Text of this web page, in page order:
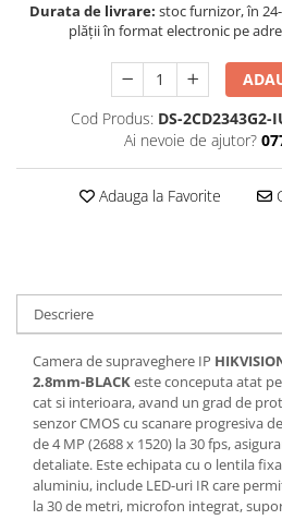
Durata de livrare: stoc furnizor, în
plății în format electronic pe
Cod Produs: DS-
Ai nevoie de ajutor?
Adauga la Favorite
Descriere
Camera de supraveghere IP
2.8mm-BLACKeste conceputa atat
cat si interioara, avand un grad de
senzor CMOS cu scanare progresiva
de 4 MP (2688 x 1520) la 30 fps,
detaliate. Este echipata cu o lentila
aluminiu, include LED-uri IR care
la 30 de metri, microfon integrat,